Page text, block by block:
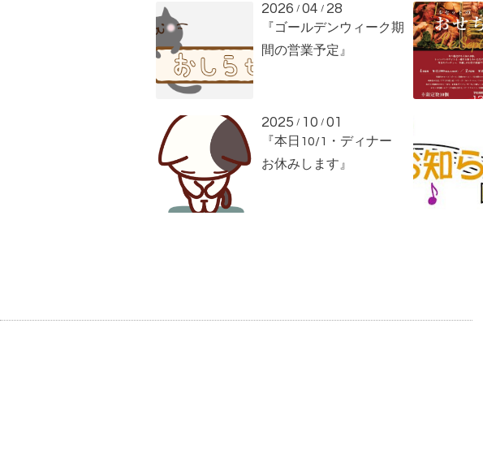
2026 / 04 / 28
『ゴールデンウィーク期
間の営業予定』
2025 / 10 / 01
『本日10/1・ディナー
お休みします』